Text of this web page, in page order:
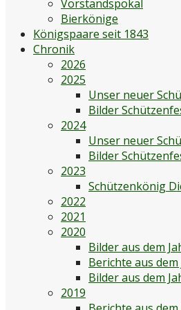
Vorstandspokal
Bierkönige
Königspaare seit 1843
Chronik
2026
2025
Unser neuer
Bilder
2024
Unser neuer
Bilder
2023
Schützenkönig
2022
2021
2020
Bilder aus dem
Berichte aus dem
Bilder aus dem
2019